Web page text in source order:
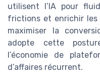
utilisent l’IA pour
frictions et enrichir les
maximiser la
adopte cette
l’économie de
d’affaires récurrent.